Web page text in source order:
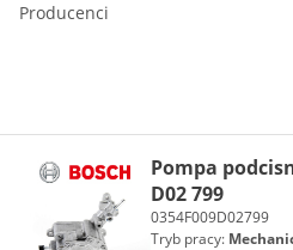
Producenci
Pompa
D02 799
0354F009D02799
Tryb pracy: